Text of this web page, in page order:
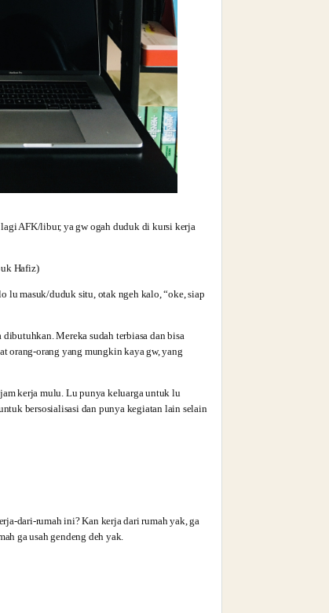
AFK/libur, ya gw ogah duduk di kursi kerja
Hafiz)
lu masuk/duduk situ, otak ngeh kalo, “oke, siap
Mereka sudah terbiasa dan bisa
orang-orang yang mungkin kaya gw, yang
kerja mulu. Lu punya keluarga untuk lu
bersosialisasi dan punya kegiatan lain selain
dari-rumah ini? Kan kerja dari rumah yak, ga
ga usah gendeng deh yak.